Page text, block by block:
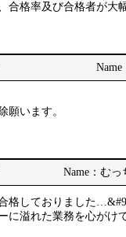
合格率及び合格者が大
願います。
Name：む
格しておりました
に溢れた業務を心がけ